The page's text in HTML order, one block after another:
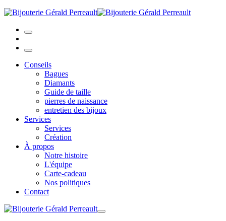
Conseils
Bagues
Diamants
Guide de taille
pierres de naissance
entretien des bijoux
Services
Services
Création
À propos
Notre histoire
L'équipe
Carte-cadeau
Nos politiques
Contact